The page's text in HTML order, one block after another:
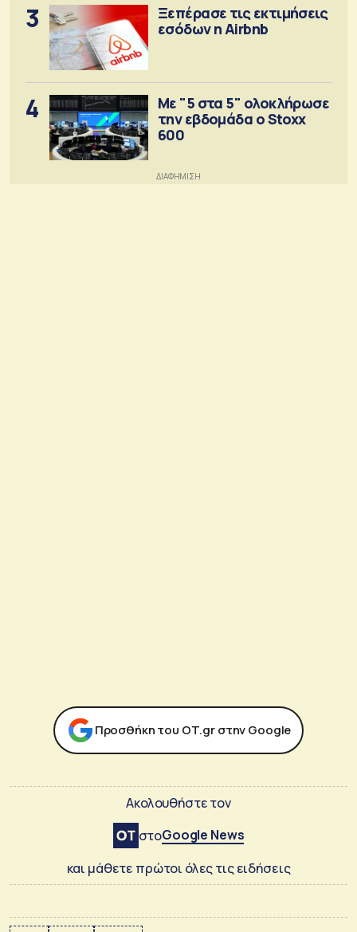
3
Ξεπέρασε τις εκτιμήσεις
εσόδων η Airbnb
4
Με "5 στα 5" ολοκλήρωσε
την εβδομάδα ο Stoxx
600
Προσθήκη του ΟΤ.gr στην Google
Ακολουθήστε τον
στοGoogle News
και μάθετε πρώτοι όλες τις ειδήσεις